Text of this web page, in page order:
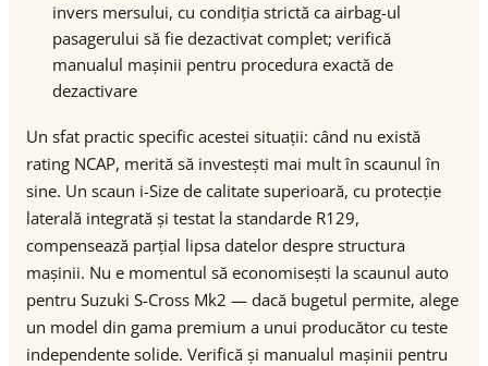
invers mersului, cu condiția strictă ca airbag-ul
pasagerului să fie dezactivat complet; verifică
manualul mașinii pentru procedura exactă de
dezactivare
Un sfat practic specific acestei situații: când nu există
rating NCAP, merită să investești mai mult în scaunul în
sine. Un scaun i-Size de calitate superioară, cu protecție
laterală integrată și testat la standarde R129,
compensează parțial lipsa datelor despre structura
mașinii. Nu e momentul să economisești la scaunul auto
pentru Suzuki S-Cross Mk2 — dacă bugetul permite, alege
un model din gama premium a unui producător cu teste
independente solide. Verifică și manualul mașinii pentru